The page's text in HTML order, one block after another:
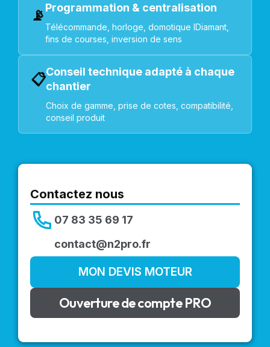
📡Programmation & centralisation
Télécommande, horloge, domotique IDiamant,
fins de courses, inversion de sens
📋Conseil technique adapté à chaque
chantier
Choix de gamme, prise de cotes, compatibilité,
conseil produit
Contactez nous
07 83 35 69 17
contact@n2pro.fr
MON DEVIS MOTEUR
Ouverture de compte PRO